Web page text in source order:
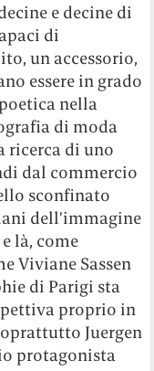
e decine di
di
un accessorio,
essere in grado
nella
di moda
ricerca di uno
dal commercio
sconfinato
dell’immagine
là, come
Viviane Sassen
di Parigi sta
proprio in
Juergen
protagonista